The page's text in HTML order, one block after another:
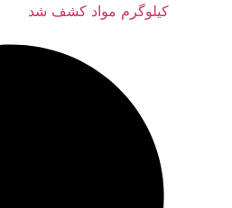
کیلوگرم مواد کشف شد